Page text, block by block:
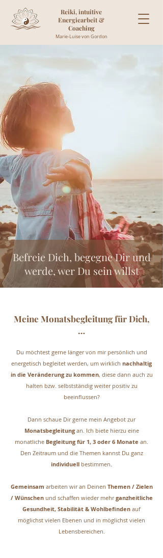
Reiki, intuitive
Energiearbeit &
Coaching
Marie-Luise von Gordon
Befreie Dich, begegne Dir und
werde, wer Du sein willst
Meine Monatsbegleitung für Dich,
…
​Du möchtest gerne länger von mir persönlich und
energetisch begleitet werden, um wirklich nachhaltig
in die Veränderung zu kommen, diese dann auch zu
halten bzw. selbstständig weiter positiv zu
beeinflussen?
Dann schaue Dir gerne mein Angebot zur
Monatsbegleitungan. Ich biete hierzu eine
monatliche Begleitung für 1, 3 oder 6 Monate an.
Den Zeitraum und die Themen kannst Du ganz
individuell bestimmen.
Gemeinsam arbeiten wir an Deinen Themen / Zielen
/ Wünschenund schaffen wieder mehrganzheitliche
Gesundheit, Stabilität & Wohlbefinden auf
möglichst vielen Ebenen und in möglichst vielen
Lebensbereichen.